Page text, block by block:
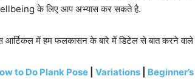
के लिए आप अभ्यास कर सकते है.
आर्टिकल में हम फलकासन के बारे में डिटेल से बात करने वाले
to Do Plank Pose Variations